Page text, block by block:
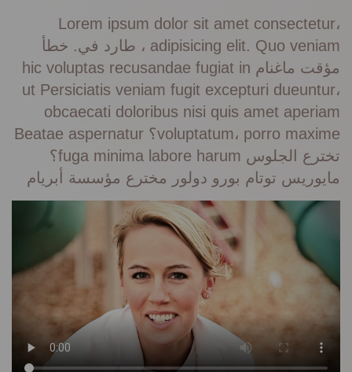
Lorem ipsum dolor sit amet consectetur،
adipisicing elit. Quo veniam ، طارد في. خطأ
مؤقت ماغنام hic voluptas recusandae fugiat in
ut Persiciatis veniam fugit excepturi dueuntur،
obcaecati doloribus nisi quis amet aperiam
voluptatum، porro maxime؟ Beatae aspernatur
تخترع الجلوس fuga minima labore harum؟
مايوريس توتام بورو دولور مخترع مؤسسة أبريام